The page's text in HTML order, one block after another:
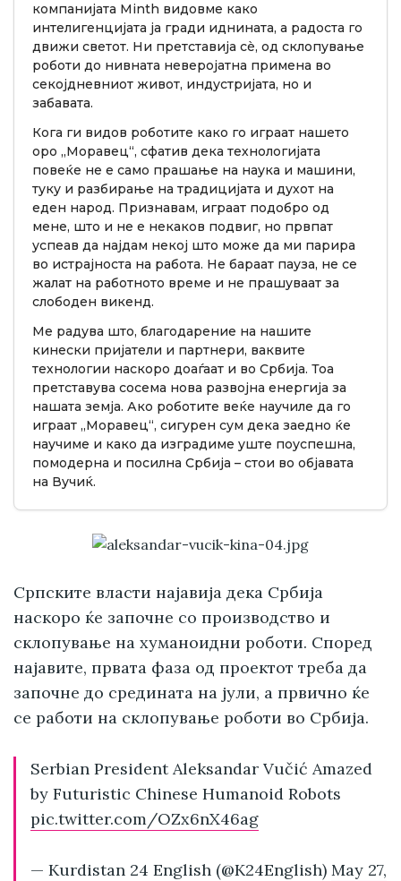
компанијата Minth видовме како
интелигенцијата ја гради иднината, а радоста го
движи светот. Ни претставија сè, од склопување
роботи до нивната неверојатна примена во
секојдневниот живот, индустријата, но и
забавата.
Кога ги видов роботите како го играат нашето
оро „Моравец“, сфатив дека технологијата
повеќе не е само прашање на наука и машини,
туку и разбирање на традицијата и духот на
еден народ. Признавам, играат подобро од
мене, што и не е некаков подвиг, но првпат
успеав да најдам некој што може да ми парира
во истрајноста на работа. Не бараат пауза, не се
жалат на работното време и не прашуваат за
слободен викенд.
Ме радува што, благодарение на нашите
кинески пријатели и партнери, ваквите
технологии наскоро доаѓаат и во Србија. Тоа
претставува сосема нова развојна енергија за
нашата земја. Ако роботите веќе научиле да го
играат „Моравец“, сигурен сум дека заедно ќе
научиме и како да изградиме уште поуспешна,
помодерна и посилна Србија – стои во објавата
на Вучиќ.
Српските власти најавија дека Србија
наскоро ќе започне со производство и
склопување на хуманоидни роботи. Според
најавите, првата фаза од проектот треба да
започне до средината на јули, а првично ќе
се работи на склопување роботи во Србија.
Serbian President Aleksandar Vučić Amazed
by Futuristic Chinese Humanoid Robots
pic.twitter.com/OZx6nX46ag
— Kurdistan 24 English (@K24English) May 27,